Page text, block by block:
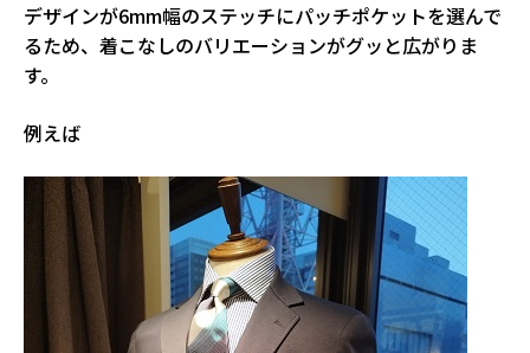
デザインが6mm幅のステッチにパッチポケットを選んで
るため、着こなしのバリエーションがグッと広がりま
す。
例えば